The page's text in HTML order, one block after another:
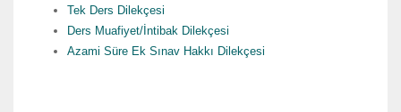
Tek Ders Dilekçesi
Ders Muafiyet/İntibak Dilekçesi
Azami Süre Ek Sınav Hakkı Dilekçesi